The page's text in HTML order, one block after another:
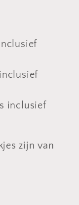
inclusief
zijn van